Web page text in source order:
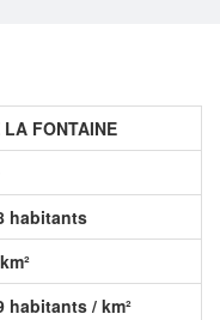
LA FONTAINE
habitants
habitants / km²